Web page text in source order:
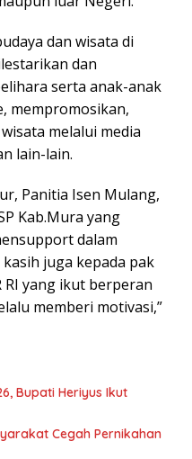
dan wisata di
dan
serta anak-anak
mempromosikan,
melalui media
lain-lain.
Panitia Isen Mulang,
Kab.Mura yang
dalam
juga kepada pak
RI yang ikut berperan
memberi motivasi,”
Bupati Heriyus Ikut
Cegah Pernikahan